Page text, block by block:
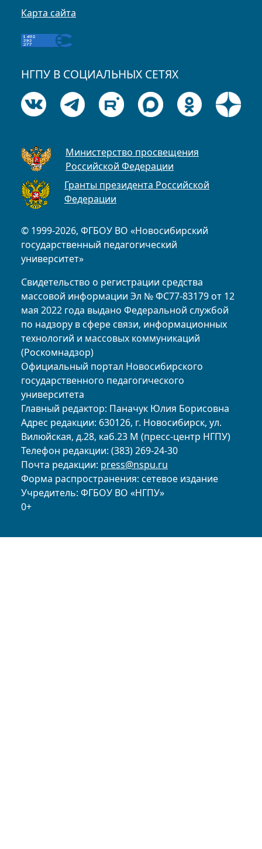
© 1999-2026, ФГБОУ ВО «Новосибирский
государственный педагогический
университет»
Свидетельство о регистрации средства
массовой информации Эл № ФС77-83179 от 12
мая 2022 года выдано Федеральной службой
по надзору в сфере связи, информационных
технологий и массовых коммуникаций
(Роскомнадзор)
Официальный портал Новосибирского
государственного педагогического
университета
Главный редактор: Паначук Юлия Борисовна
Адрес редакции: 630126, г. Новосибирск, ул.
Вилюйская, д.28, каб.23 М (пресс-центр НГПУ)
Телефон редакции: (383) 269-24-30
Почта редакции: press@nspu.ru
Форма распространения: сетевое издание
Учредитель: ФГБОУ ВО «НГПУ»
0+
Карта сайта
НГПУ В СОЦИАЛЬНЫХ СЕТЯХ
Министерство просвещения
Российской Федерации
Гранты президента Российской
Федерации